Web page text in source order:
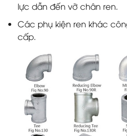
lực dẫn đến vỡ chân ren.
Các phụ kiện ren khác
cấp.